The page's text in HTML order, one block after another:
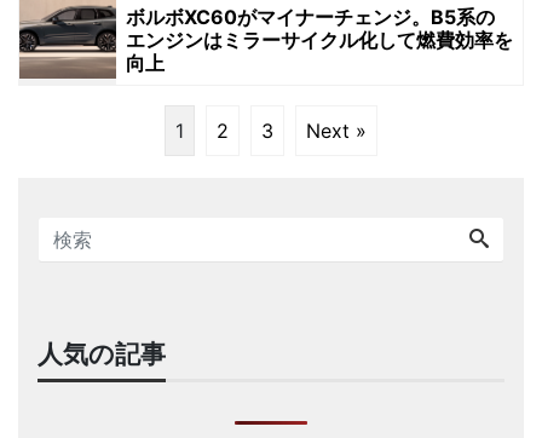
ボルボXC60がマイナーチェンジ。B5系の
エンジンはミラーサイクル化して燃費効率を
向上
1 2 3 Next »
人気の記事